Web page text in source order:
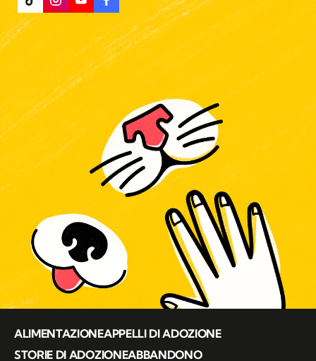
ALIMENTAZIONEAPPELLI DI ADOZIONE
STORIE DI ADOZIONEABBANDONO